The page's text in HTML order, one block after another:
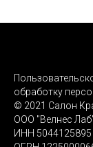
обработку
© 2021 Салон
ООО "Велнес
ИНН 5044125895